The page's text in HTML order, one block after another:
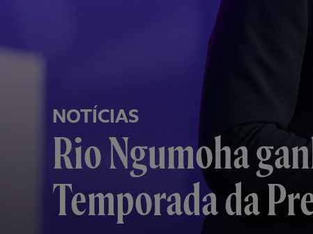
NOTÍCIAS
Rio Ngumoha
Temporada da